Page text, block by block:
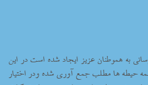
به هموطنان عزیز ایجاد شده است در این
حیطه ها مطلب جمع آوری شده ودر اختیار